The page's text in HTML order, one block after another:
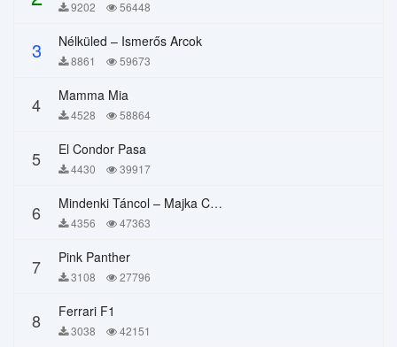
9202 56448
3 Nélküled – Ismerős Arcok
8861 59673
4 Mamma Mia
4528 58864
5 El Condor Pasa
4430 39917
6 Mindenki Táncol – Majka Curtis, Péter Majoros
4356 47363
7 Pink Panther
3108 27796
8 Ferrari F1
3038 42151